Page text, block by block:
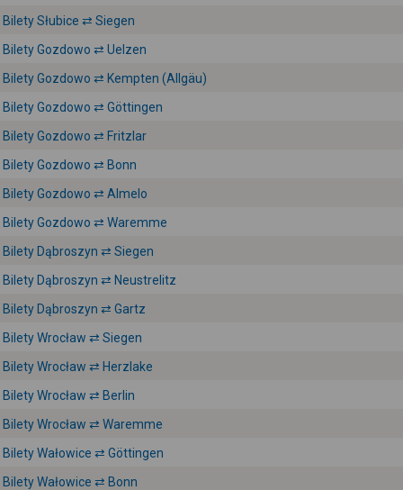
Bilety Słubice ⇄ Siegen
Bilety Gozdowo ⇄ Uelzen
Bilety Gozdowo ⇄ Kempten (Allgäu)
Bilety Gozdowo ⇄ Göttingen
Bilety Gozdowo ⇄ Fritzlar
Bilety Gozdowo ⇄ Bonn
Bilety Gozdowo ⇄ Almelo
Bilety Gozdowo ⇄ Waremme
Bilety Dąbroszyn ⇄ Siegen
Bilety Dąbroszyn ⇄ Neustrelitz
Bilety Dąbroszyn ⇄ Gartz
Bilety Wrocław ⇄ Siegen
Bilety Wrocław ⇄ Herzlake
Bilety Wrocław ⇄ Berlin
Bilety Wrocław ⇄ Waremme
Bilety Wałowice ⇄ Göttingen
Bilety Wałowice ⇄ Bonn